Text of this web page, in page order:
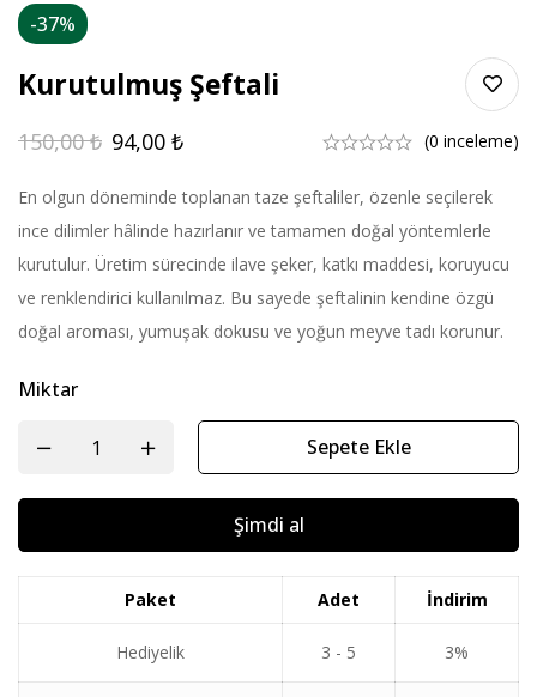
-37%
Kurutulmuş Şeftali
150,00₺ 94,00 ₺ (0 inceleme)
En olgun döneminde toplanan taze şeftaliler, özenle seçilerek
ince dilimler hâlinde hazırlanır ve tamamen doğal yöntemlerle
kurutulur. Üretim sürecinde ilave şeker, katkı maddesi, koruyucu
ve renklendirici kullanılmaz. Bu sayede şeftalinin kendine özgü
doğal aroması, yumuşak dokusu ve yoğun meyve tadı korunur.
Miktar
Sepete Ekle
Şimdi al
Paket Adet İndirim
Hediyelik 3 - 5 3%